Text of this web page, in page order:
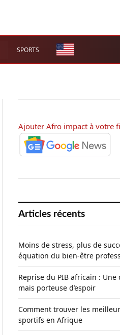
SPORTS
Ajouter Afro impact à votre
Articles récents
Moins de stress, plus de
équation du bien-être
Reprise du PIB africain :
mais porteuse d’espoir
Comment trouver les
sportifs en Afrique